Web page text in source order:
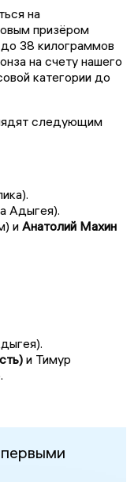
на
призёром
до 38 килограммов
на счету нашего
категории до
следующим
Адыгея).
и Анатолий Махин
и Тимур